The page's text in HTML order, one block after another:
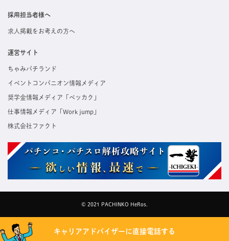
採用担当者様へ
求人掲載をお考えの方へ
運営サイト
ちゃみパチランド
イベントコンパニオン情報メディア
奨学金情報メディア「ベッカク」
仕事情報メディア「Work jump」
株式会社ファクト
© 2021 PACHINKO HeRos.
キャリアアドバイザーに直接電話する